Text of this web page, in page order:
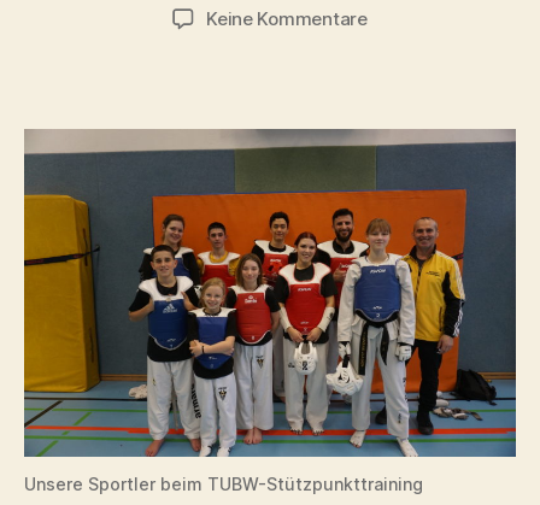
Keine Kommentarezu
Unsere Sportler beim TUBW-Stützpunkttraining